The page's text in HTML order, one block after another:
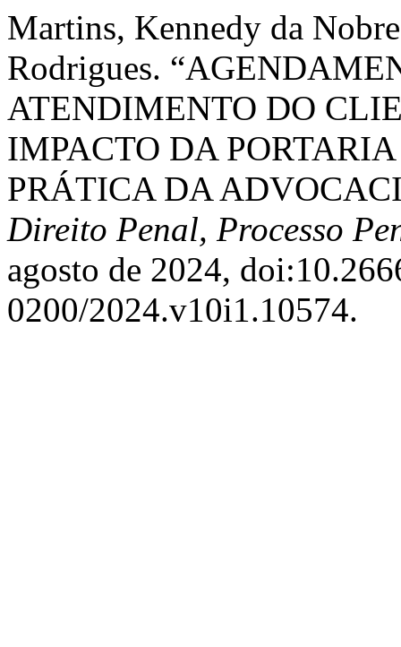
Martins, Kennedy da
Rodrigues.
ATENDIMENTO DO
IMPACTO DA
PRÁTICA DA
Direito Penal, Processo
agosto de 2024,
0200/2024.v10i1.10574.